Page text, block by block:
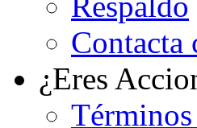
¿Eres